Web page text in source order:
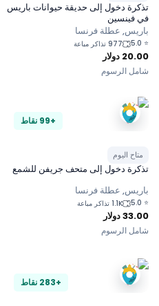
تذكرة دخول إلى حديقة حيوانات باريس
في فينسين
باريس, عطلة فرنسا
5.0 977 تذاكر مباعة
20.00دولار
شامل الرسوم
متاح اليوم
تذكرة دخول إلى متحف جريفن للشمع
باريس, عطلة فرنسا
5.0 1.1K تذاكر مباعة
33.00دولار
شامل الرسوم